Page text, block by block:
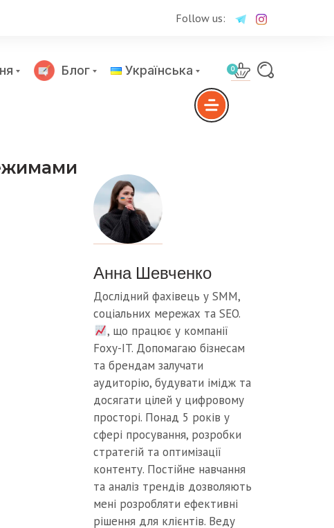
Follow us:
Блог Українська 0
Анна Шевченко
Дослідний фахівець у SMM,
соціальних мережах та SEO.
, що працює у компанії
Foxy-IT. Допомагаю бізнесам
та брендам залучати
аудиторію, будувати імідж та
досягати цілей у цифровому
просторі. Понад 5 років у
сфері просування, розробки
стратегій та оптимізації
контенту. Постійне навчання
та аналіз трендів дозволяють
мені розробляти ефективні
рішення для клієнтів. Веду